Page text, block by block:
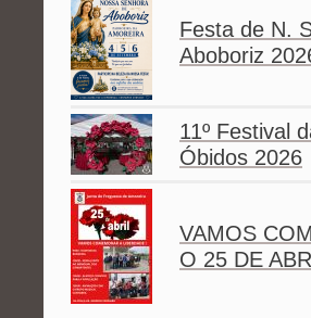
Festa de N.
Aboboriz
11º Festival
Óbidos 2026
VAMOS
O 25 DE